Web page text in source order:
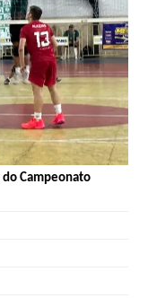
do Campeonato